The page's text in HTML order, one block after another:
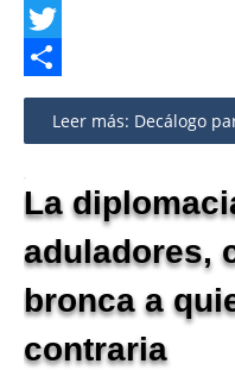
Facebook
Twitter
Share
Leer más: Decálogo
La
aduladores,
bronca a
contraria